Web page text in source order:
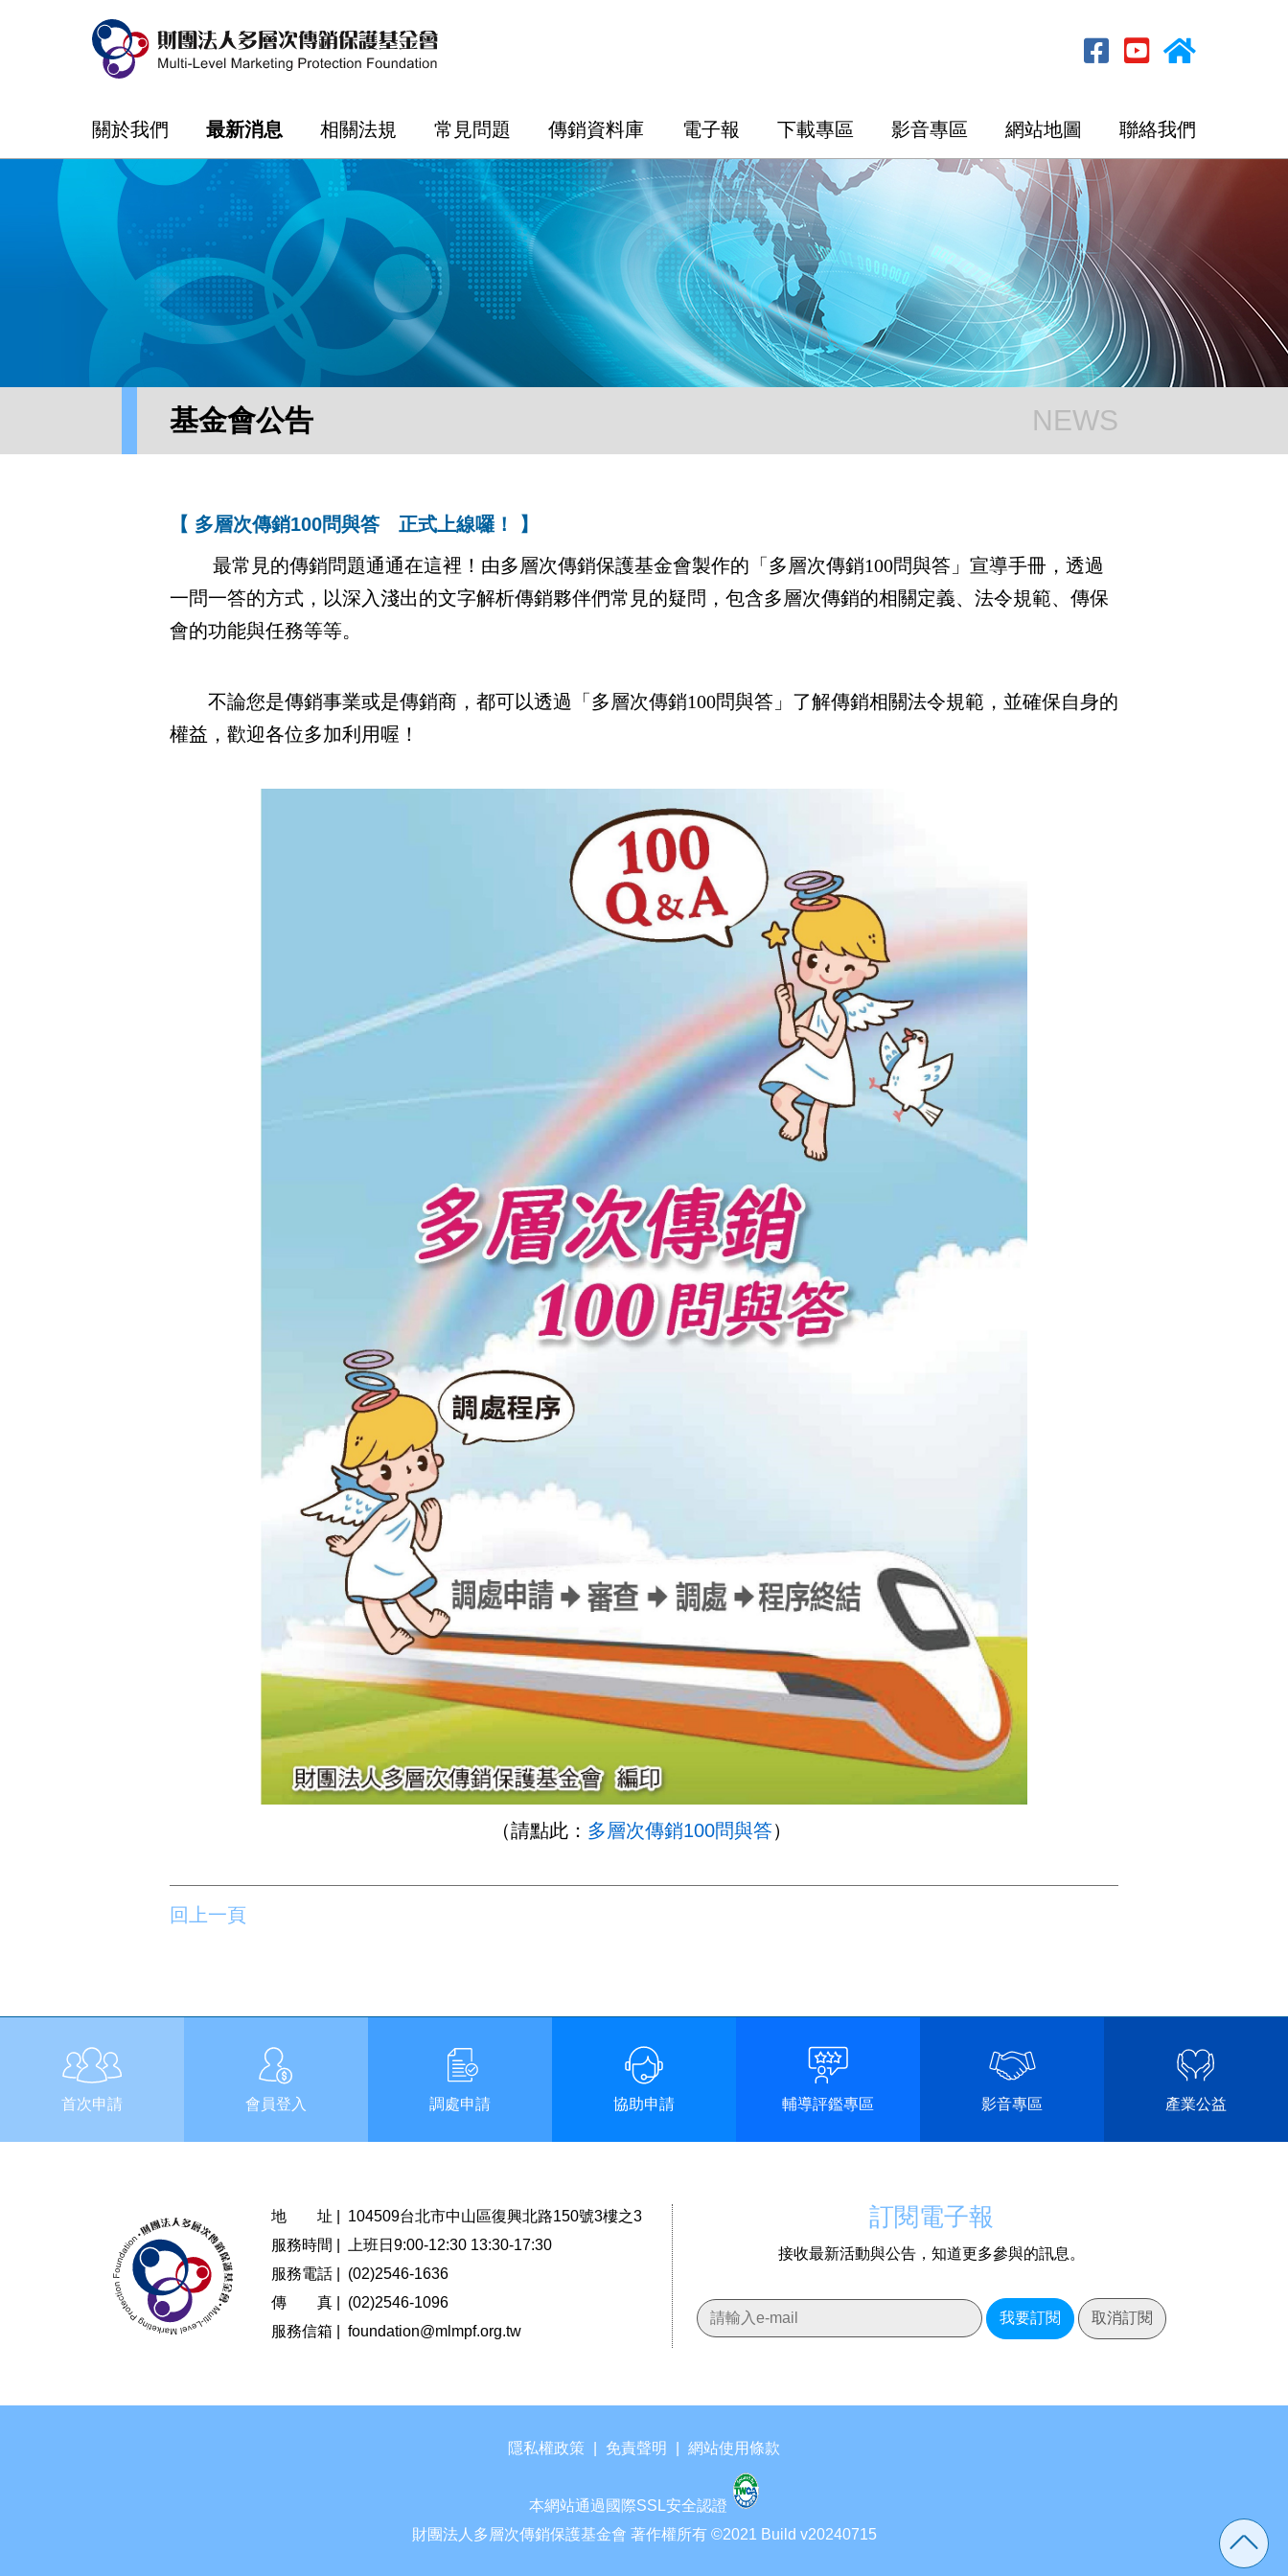
關於我們 最新消息 相關法規 常見問題 傳銷資料庫 電子報 下載專區 影音專區 網站地圖 聯絡我們
基金會公告
【 多層次傳銷100問與答 正式上線囉！ 】
最常見的傳銷問題通通在這裡！由多層次傳銷保護基金會製作的「多層次傳銷100問與答」宣導手冊，透過
一問一答的方式，以深入淺出的文字解析傳銷夥伴們常見的疑問，包含多層次傳銷的相關定義、法令規範、傳保
會的功能與任務等等。
不論您是傳銷事業或是傳銷商，都可以透過「多層次傳銷100問與答」了解傳銷相關法令規範，並確保自身的
權益，歡迎各位多加利用喔！
（請點此： 多層次傳銷100問與答）
回上一頁
首次申請 會員登入 調處申請 協助申請 輔導評鑑專區 影音專區 產業公益
地 址 |
104509台北市中山區復興北路150號3樓之3
服務時間 |
上班日9:00-12:30 13:30-17:30
服務電話 |
(02)2546-1636
傳 真 |
(02)2546-1096
服務信箱 |
foundation@mlmpf.org.tw
訂閱電子報
接收最新活動與公告，知道更多參與的訊息。
我要訂閱 取消訂閱
隱私權政策 免責聲明 網站使用條款
本網站通過國際SSL安全認證
財團法人多層次傳銷保護基金會 著作權所有 ©2021 Build v20240715